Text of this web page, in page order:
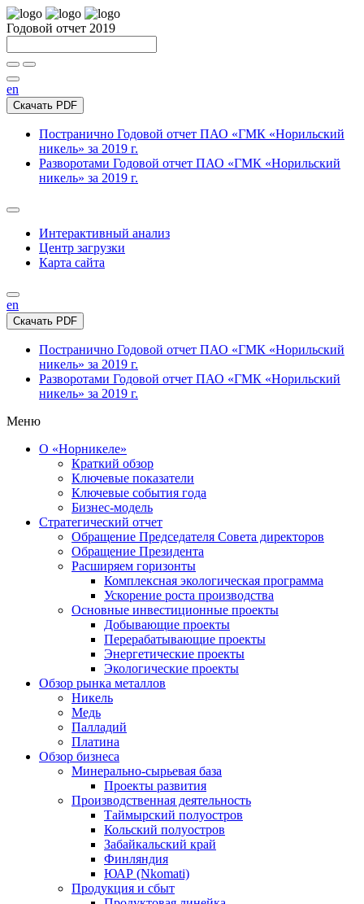
Годовой отчет 2019
en
Скачать PDF
Постранично Годовой отчет ПАО «ГМК «Норильский
никель» за 2019 г.
Разворотами Годовой отчет ПАО «ГМК «Норильский
никель» за 2019 г.
Интерактивный анализ
Центр загрузки
Карта сайта
en
Скачать PDF
Постранично Годовой отчет ПАО «ГМК «Норильский
никель» за 2019 г.
Разворотами Годовой отчет ПАО «ГМК «Норильский
никель» за 2019 г.
Меню
О «Норникеле»
Краткий обзор
Ключевые показатели
Ключевые события года
Бизнес-модель
Стратегический отчет
Обращение Председателя Совета директоров
Обращение Президента
Расширяем горизонты
Комплексная экологическая программа
Ускорение роста производства
Основные инвестиционные проекты
Добывающие проекты
Перерабатывающие проекты
Энергетические проекты
Экологические проекты
Обзор рынка металлов
Никель
Медь
Палладий
Платина
Обзор бизнеса
Минерально-сырьевая база
Проекты развития
Производственная деятельность
Таймырский полуостров
Кольский полуостров
Забайкальский край
Финляндия
ЮАР (Nkomati)
Продукция и сбыт